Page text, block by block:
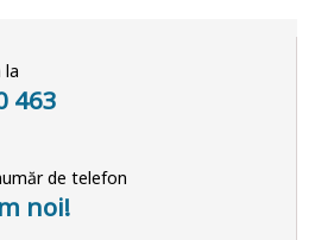
la
463
de telefon
noi!